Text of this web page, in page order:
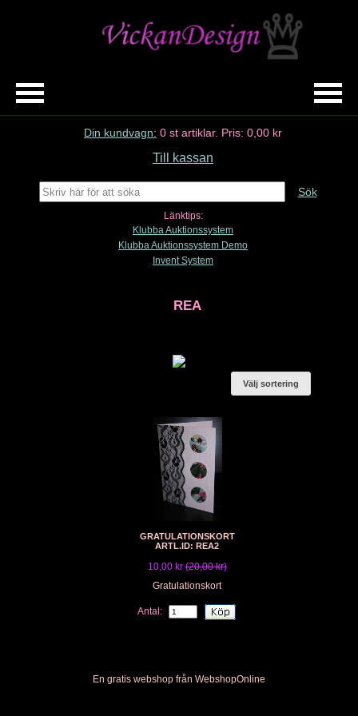
Din kundvagn: 0 st artiklar. Pris: 0,00 kr
Till kassan
Sök
Länktips:
Klubba Auktionssystem
Klubba Auktionssystem Demo
Invent System
REA
Välj sortering
GRATULATIONSKORT
ARTL.ID: REA2
10,00 kr (20,00 kr)
Gratulationskort
Antal:
En gratis webshop från WebshopOnline